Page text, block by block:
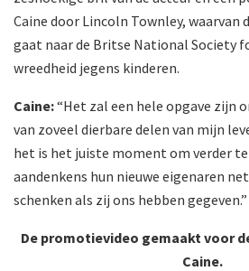
Caine door Lincoln Townley,
gaat naar de Britse National Society
wreedheid jegens kinderen.
Caine:“Het zal een hele opgave zijn
van zoveel dierbare delen van mijn
het is het juiste moment om verder
aandenkens hun nieuwe eigenaren
schenken als zij ons hebben gegeven.”
De promotievideo gemaakt voor
Caine.